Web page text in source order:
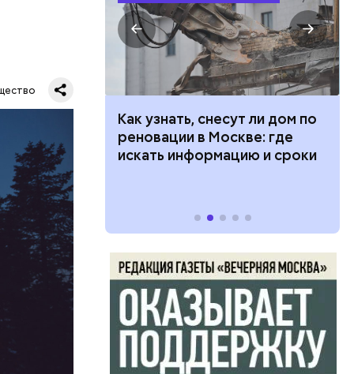
— в
при
кто может
нужны
Как узнать, снесут ли дом по
реновации в Москве: где
искать информацию и сроки